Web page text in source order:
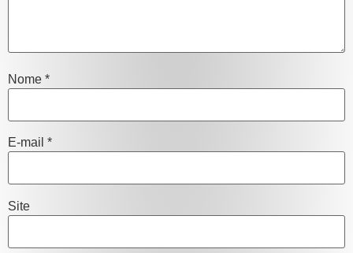
Nome *
E-mail *
Site